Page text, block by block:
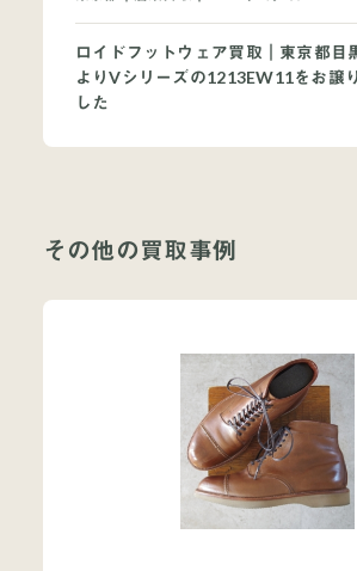
よくあるご質問
オンラインショップ
ロイドフットウェア買取｜東京都目
よりVシリーズの1213EW11をお譲
した
その他の買取事例